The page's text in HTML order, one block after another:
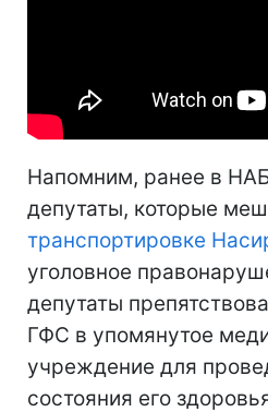
Напомним, ранее в
депутаты, которые
транспортировке
уголовное
депутаты
ГФС в упомянутое
учреждение для
состояния его